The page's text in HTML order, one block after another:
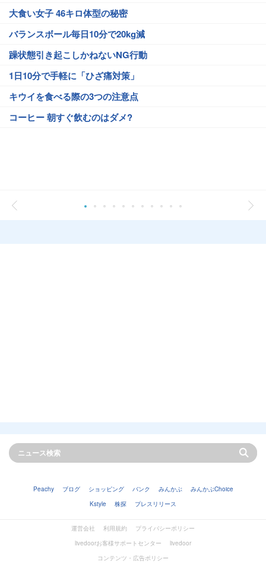
大食い女子 46キロ体型の秘密
バランスボール毎日10分で20kg減
躁状態引き起こしかねないNG行動
1日10分で手軽に「ひざ痛対策」
キウイを食べる際の3つの注意点
コーヒー 朝すぐ飲むのはダメ?
Peachy ブログ ショッピング バンク みんかぶ
みんかぶChoice
Kstyle
株探 プレスリリース
運営会社 利用規約
プライバシーポリシー
livedoorお客様サポートセンター
livedoor
コンテンツ・広告ポリシー